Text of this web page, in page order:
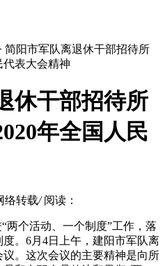
简阳市军队离退休干部招待所
代表大会精神
休干部招待所
年全国人民
络转载/ 阅读：
两个活动、一个制度”工作，落
。6月4日上午，建阳市军队离
。这次会议的主要精神是向所